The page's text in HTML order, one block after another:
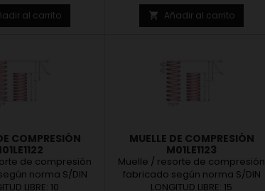
al carrito  Añadir al carrito
COMPRESIÓN
de compresión
norma S/DIN
Ofrecemos
LIBRE: 10
MUELLE DE COMPRESIÓN
M01LE1123
Muelle / resorte de compresión
fabricado según norma S/DIN
2095. Ofrecemos
LONGITUD LIBRE: 15